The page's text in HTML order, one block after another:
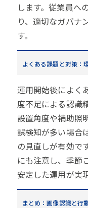
します。従業員へ
り、適切なガバナ
す。
よくある課題と対策：
運用開始後によく
度不足による認識
設置角度や補助照
誤検知が多い場合
の見直しが有効で
にも注意し、季節
安定した運用が実
まとめ：画像認識と行